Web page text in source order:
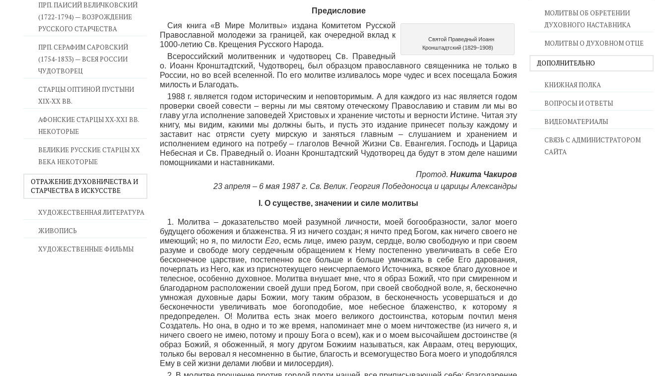
ПРП. ПАИСИЙ ВЕЛИЧКОВСКИЙ
(1722-1794) — ВОЗРОЖДЕНИЕ
РУССКОГО СТАРЧЕСТВА
ПРП. СЕРАФИМ САРОВСКИЙ
(1754-1833) — ВСЕЯ РОССИИ
ЧУДОТВОРЕЦ
СТАРЦЫ ОПТИНОЙ ПУСТЫНИ
XIX-XX ВВ.
АФОНСКИЕ СТАРЦЫ XX-XXI ВВ.
НЕКОТОРЫЕ
ВЕЛИКИЕ РУССКИЕ СТАРЦЫ XX
ВЕКА НЕКОТОРЫЕ
ОТРАЖЕНИЕ ДУХОВНИЧЕСТВА И
СТАРЧЕСТВА В ИСКУССТВЕ
ХУДОЖЕСТВЕННАЯ ЛИТЕРАТУРА
ЖИВОПИСЬ
ХУДОЖЕСТВЕННЫЕ ФИЛЬМЫ
Предисловие
Святой Праведный Иоанн
Кронштадтский (1829–1908)
Сия книга «В Мире Молитвы» издана Комитетом Русской
Православной молодежи за границей, как очередной вклад к
1000-летию Св. Крещения Русского Народа.
Всероссийский молитвенник и чудотворец Св. Праведный
о. Иоанн Кронштадтский, Чудотворец, был образцом православного священника не только в
России, но во всей вселенной. По его молитве изливалось море чудес и всех посещала Божия
милость и Благодать.
1988 г. является годом историческим и неповторимым. А для каждого из нас является годом
проверки своей совести – верны ли мы святому отеческому Православию и ставим ли мы во
главу угла исполнение заповедей Христовых и хранение чистоты и верности Истине. Читая эту
книгу, мы видим, какими мы должны быть, и пусть это издание принесет пользу каждому и
заставит нас отрясти суету мирскую и заняться главным – слушанием и хранением и
исполнением единого на потребу – глаголов Вечной Жизни Св. Евангелия. Господь и Царица
Небесная и Св. Праведный о. Иоанн Кронштадтский Чудотворец да будут в этом деле нашими
помощниками и наставниками.
Протод. Никита Чакиров
23 апреля – 6 мая 1987 г. Св. Велик. Георгия Победоносца и царицы Александры
I. О существе, значении и силе молитвы
1. Молитва – доказательство моей разумной личности, моей богообразности, залог моего
будущего обожения и блаженства. Я из ничего создан; я ничто пред Богом, как ничего своего не
имеющий; но я, по милостиЕго, есмь лице, имею разум, сердце, волю свободную и при своем
разуме и свободе могу сердечным обращением к Нему постепенно увеличивать в себе Его
бесконечное царствие, постепенно все больше и больше умножать в себе Его дарования,
почерпать из Него, как из приснотекущего неисчерпаемого Источника, всякое благо духовное и
телесное, особенно духовное. Молитва внушает мне, что я образ Божий, что при смиренном и
благодарном расположении своей души пред Богом, при своей свободной воле, я, бесконечно
умножая духовные дары Божии, могу таким образом, в бесконечность усовершаться и до
бесконечности увеличивать мое богоподобие, мое небесное блаженство, к которому я
предопределен. О! Молитва есть знак моего великого достоинства, которым почтил меня
Создатель. Но она, в одно и то же время, напоминает мне о моем ничтожестве (из ничего я, и
ничего своего не имею, потому и прошу Бога о всем), как и о моем высочайшем достоинстве (я
образ Божий, я обоженный, я могу другом Божиим называться, как Авраам, отец верующих,
только бы веровал я несомненно в бытие, благость и всемогущество Бога моего и уподоблялся
Ему в сей жизни делами любви и милосердия).
МОЛИТВЫ ОБ ОБРЕТЕНИИ
ДУХОВНОГО НАСТАВНИКА
МОЛИТВЫ О ДУХОВНОМ ОТЦЕ
ДОПОЛНИТЕЛЬНО
КНИЖНАЯ ПОЛКА
ВОПРОСЫ И ОТВЕТЫ
ВИДЕОМАТЕРИАЛЫ
СВЯЗЬ С АДМИНИСТРАТОРОМ
САЙТА